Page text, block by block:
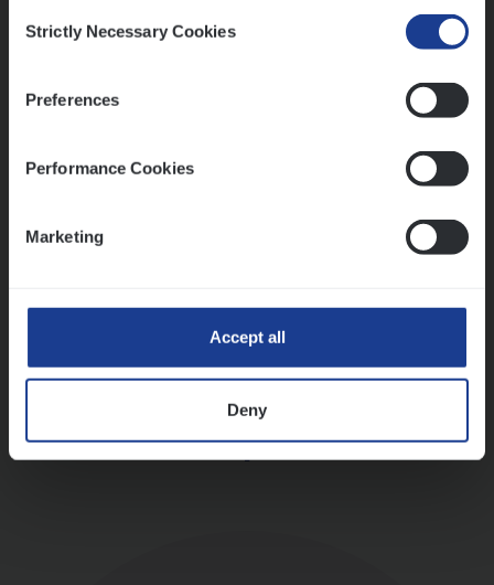
Selection
Strictly Necessary Cookies
Preferences
Performance Cookies
Marketing
Accept all
Deny
Antwerpen
Mathias houdt van diepgaande dossiers én droge
Thalia zoekt graag oplossingen, in games én op het
Ons sollicitatieproces